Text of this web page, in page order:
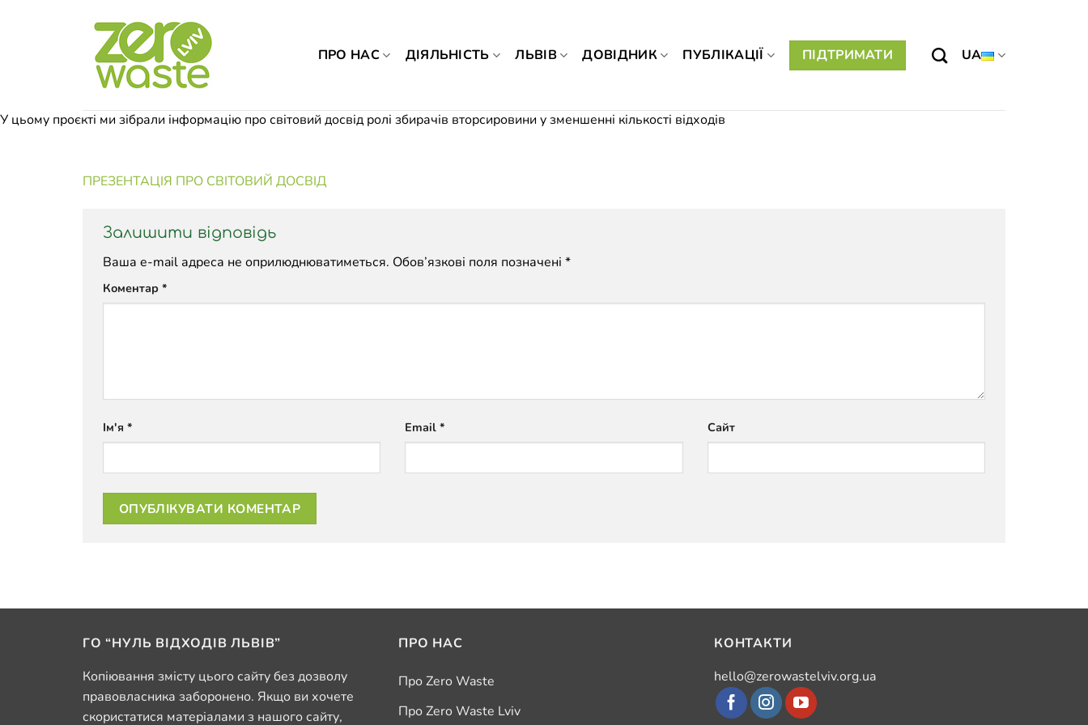
ПРО НАС ДІЯЛЬНІСТЬ ЛЬВІВ ДОВІДНИК ПУБЛІКАЦІЇ ПІДТРИМАТИ UA
У цьому проєкті ми зібрали інформацію про світовий досвід ролі збирачів вторсировини у зменшенні кількості відходів
ПРЕЗЕНТАЦІЯ ПРО СВІТОВИЙ ДОСВІД
Залишити відповідь
Ваша e-mail адреса не оприлюднюватиметься. Обов’язкові поля позначені *
Коментар *
Ім'я * Email* Сайт
ГО “НУЛЬ ВІДХОДІВ ЛЬВІВ”
Копіювання змісту цього сайту без дозволу
правовласника заборонено. Якщо ви хочете
скористатися матеріалами з нашого сайту,
ПРО НАС
Про Zero Waste
Про Zero Waste Lviv
КОНТАКТИ
hello@zerowastelviv.org.ua